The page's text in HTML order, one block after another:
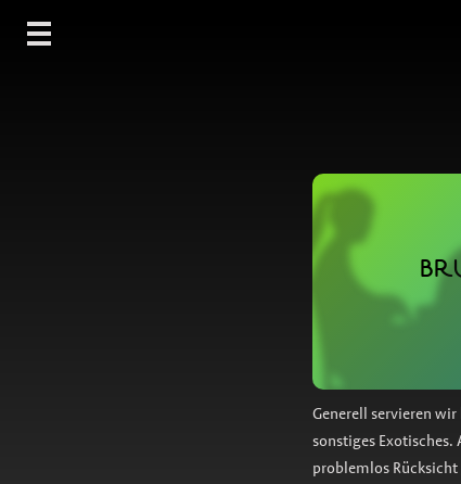
Generell servieren
sonstiges Exotisches.
problemlos